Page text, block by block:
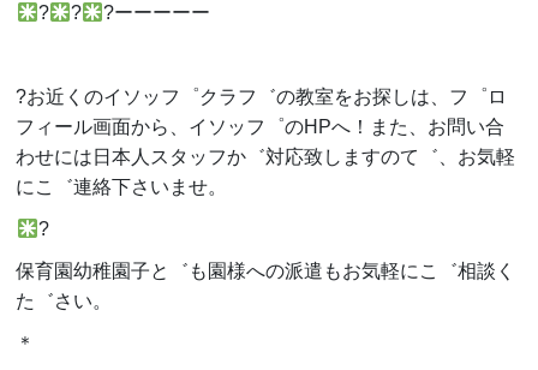
?
? ?ーーーーー
?お近くのイソッフ゜クラフ゛の教室をお探しは、フ゜ロ
フィール画面から、イソッフ゜のHPへ！また、お問い合
わせには日本人スタッフか゛対応致しますのて゛、お気軽
にこ゛連絡下さいませ。
?
保育園幼稚園子と゛も園様への派遣もお気軽にこ゛相談く
た゛さい。
＊